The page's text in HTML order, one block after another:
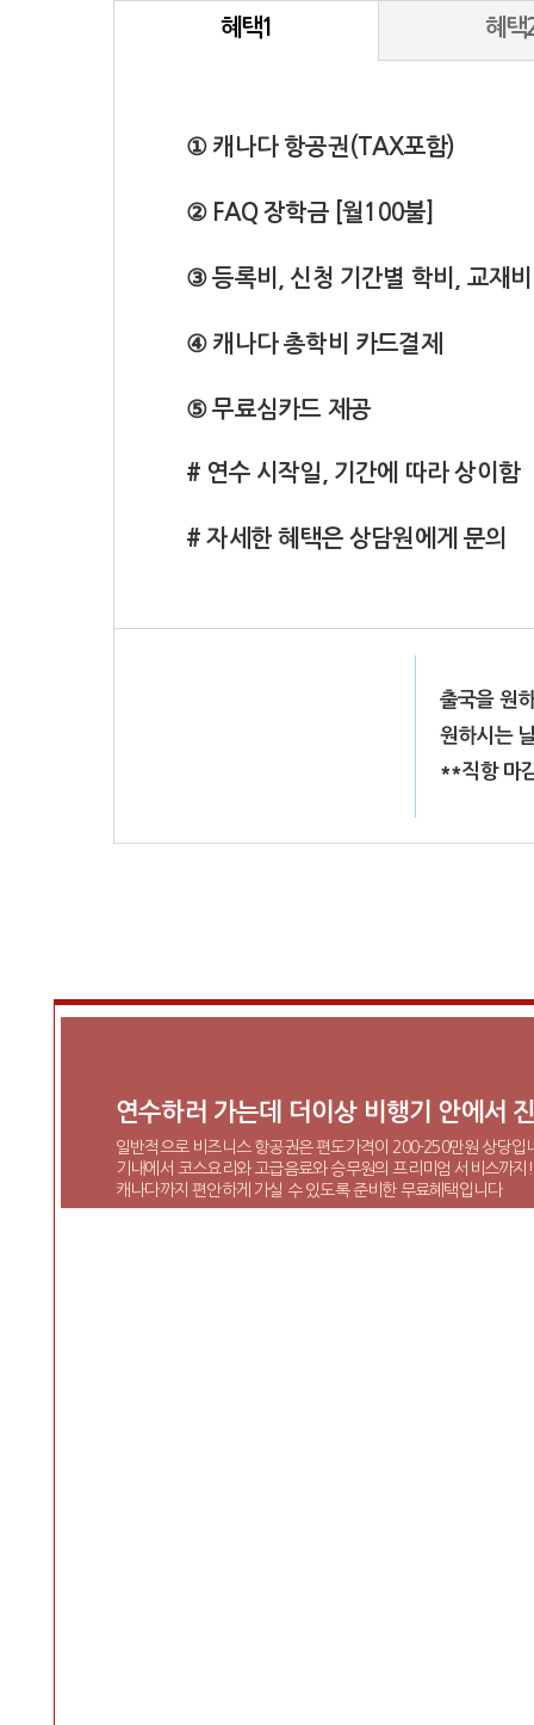
혜택1 혜택
① 캐나다 항공권(TAX포함)
② FAQ 장학금 [월100불]
③ 등록비, 신청 기간별 학비, 교재
④ 캐나다 총학비 카드결제
⑤ 무료심카드 제공
# 연수 시작일, 기간에 따라 상이함
# 자세한 혜택은 상담원에게 문의
출국을 원
원하시는
**직항 마
연수하러 가는데 더이상 비행기 안에서
일반적으로 비즈니스 항공권은 편도가격이 200-250만원 상당입
기내에서 코스요리와 고급음료와 승무원의 프리미엄 서비스까지
캐나다까지 편안하게 가실 수 있도록 준비한 무료혜택입니다